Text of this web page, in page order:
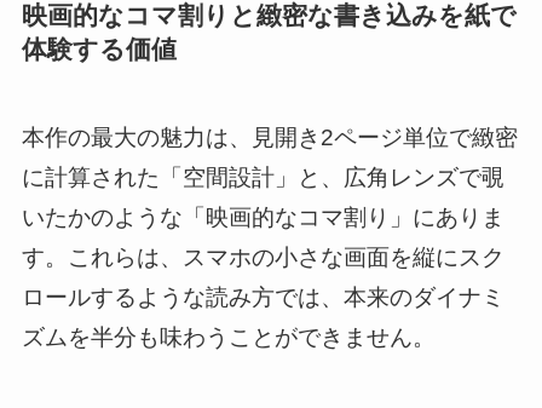
映画的なコマ割りと緻密な書き込みを紙で
体験する価値
本作の最大の魅力は、見開き2ページ単位で緻密
に計算された「空間設計」と、広角レンズで覗
いたかのような「映画的なコマ割り」にありま
す。これらは、スマホの小さな画面を縦にスク
ロールするような読み方では、本来のダイナミ
ズムを半分も味わうことができません。